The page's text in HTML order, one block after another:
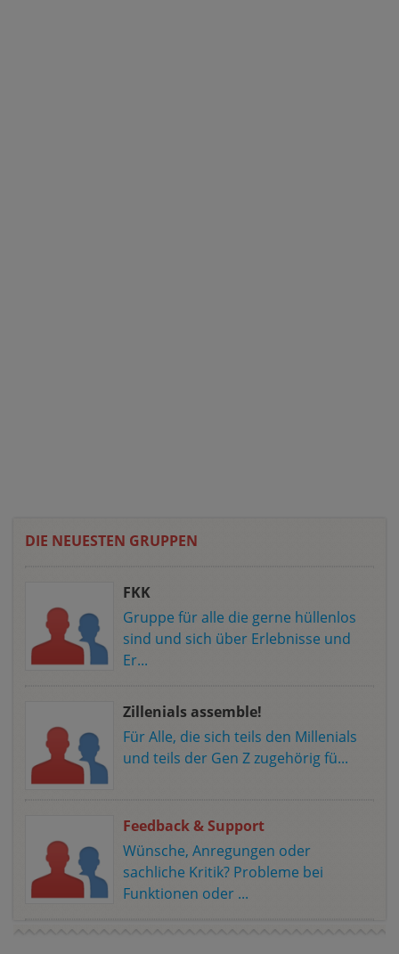
DIE NEUESTEN GRUPPEN
FKK
Gruppe für alle die gerne hüllenlos
sind und sich über Erlebnisse und
Er...
Zillenials assemble!
Für Alle, die sich teils den Millenials
und teils der Gen Z zugehörig fü...
Feedback & Support
Wünsche, Anregungen oder
sachliche Kritik? Probleme bei
Funktionen oder ...